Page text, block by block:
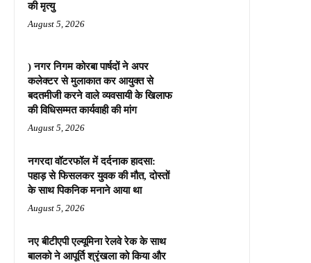
की मृत्यु
August 5, 2026
) नगर निगम कोरबा पार्षदों ने अपर
कलेक्टर से मुलाकात कर आयुक्त से
बदतमीजी करने वाले व्यवसायी के खिलाफ
की विधिसम्मत कार्यवाही की मांग
August 5, 2026
नगरदा वॉटरफॉल में दर्दनाक हादसा:
पहाड़ से फिसलकर युवक की मौत, दोस्तों
के साथ पिकनिक मनाने आया था
August 5, 2026
नए बीटीएपी एल्यूमिना रेलवे रेक के साथ
बालको ने आपूर्ति श्रृंखला को किया और